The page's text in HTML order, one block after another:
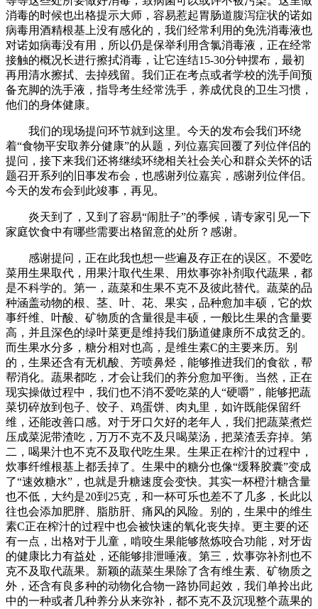
消毒的时候也出格提示大师，容易惹起胃肠道腹泻症状的诺如
病毒用酒精根基上没有感化的，我们经常利用的免洗消毒液也
对诺如病毒没有用，所以仍是保举利用含氯消毒液，正在经常
接触的概况长进行擦拭消毒，让它连结15-30分钟摆布，最初
再用清水擦拭、去掉残留。我们正在考点或者学校的洗手间预
备充脚的洗手液，指导考生经常洗手，养成优良的卫生习惯，
他们的身体健康。
我们的现场提问环节就到这里。今天的发布会我们环绕
着“食物平安取养分健康”的从题，列位嘉宾回覆了列位伴侣的
提问，接下来我们还将继续环绕相关社会关心和群众关怀的话
题召开系列的旧事发布会，也感谢列位嘉宾，感谢列位伴侣。
今天的发布会到此竣事，再见。
炎天到了，又到了容易“闹肚子”的季候，请专家引见一下
家庭饮食中有哪些需要出格留意的处所？感谢。
感谢提问，正在此我也想一些遍及存正在的误区。不爱吃
菜用生果取代，用果汁取代生果、用炊事弥补剂取代蔬果，都
是不科学的。第一，蔬菜和生果不克不及彼此替代。蔬菜的品
种涵盖动物的根、茎、叶、花、果实，品种愈加丰硕，它的炊
事纤维、叶酸、矿物质的含量很是丰硕，一般比生果的含量要
高，并且深色的绿叶菜更是维持我们肠道健康所不成贫乏的。
而生果水分多，糖分相对也高，是维生素C的主要来历。别
的，生果还含有无机酸、芳喷鼻烃，能够推进我们的食欲，帮
帮消化。蔬果都吃，才会让我们的养分愈加平衡。当然，正在
现实操做过程中，我们也不消不爱吃菜的人“硬嚼”，能够把蔬
菜切碎放到包子、饺子、鸡蛋饼、肉丸里，如许既能保留纤
维，还能改善口感。对于牙口欠好的老年人，我们把蔬菜煮烂
压成菜泥带渣吃，万万不克不及只喝菜汤，把菜渣丢弃掉。第
二，喝果汁也不克不及取代吃生果。生果正在榨汁的过程中，
炊事纤维根基上都丢掉了。生果中的糖分也像“缓释胶囊”变成
了“速效糖水”，也就是升糖速度会变快。其实一杯橙汁糖含量
也不低，大约是20到25克，和一杯可乐也差不了几多，长此以
往也会添加肥胖、脂肪肝、痛风的风险。别的，生果中的维生
素C正在榨汁的过程中也会被快速的氧化丧失掉。更主要的还
有一点，出格对于儿童，啃咬生果能够熬炼咬合功能，对牙齿
的健康比力有益处，还能够排泄唾液。第三，炊事弥补剂也不
克不及取代蔬果。新颖的蔬菜生果除了含有维生素、矿物质之
外，还含有良多种的动物化合物一路协同起效，我们单拎出此
中的一种或者几种养分从来弥补，都不克不及沉现整个蔬果的